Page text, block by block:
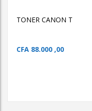
TONER CANON T
CFA 88.000 ,00